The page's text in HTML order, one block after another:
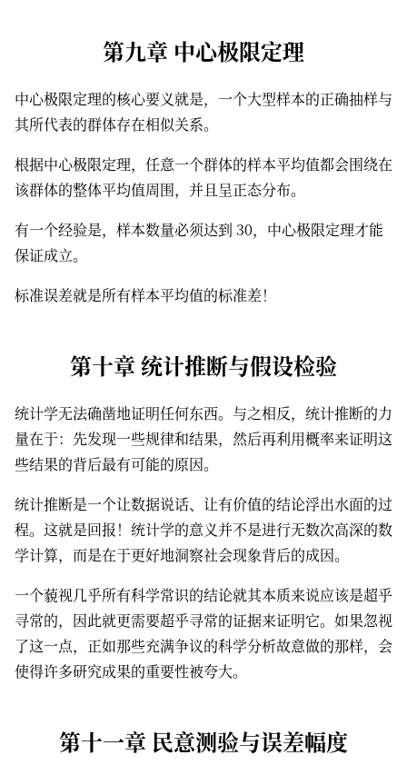
第九章 中心极限定理
中心极限定理的核心要义就是，一个大型样本的正确抽样与
其所代表的群体存在相似关系。
根据中心极限定理，任意一个群体的样本平均值都会围绕在
该群体的整体平均值周围，并且呈正态分布。
有一个经验是，样本数量必须达到 30，中心极限定理才能
保证成立。
标准误差就是所有样本平均值的标准差！
第十章 统计推断与假设检验
统计学无法确凿地证明任何东西。与之相反，统计推断的力
量在于：先发现一些规律和结果，然后再利用概率来证明这
些结果的背后最有可能的原因。
统计推断是一个让数据说话、让有价值的结论浮出水面的过
程。这就是回报！统计学的意义并不是进行无数次高深的数
学计算，而是在于更好地洞察社会现象背后的成因。
一个藐视几乎所有科学常识的结论就其本质来说应该是超乎
寻常的，因此就更需要超乎寻常的证据来证明它。如果忽视
了这一点，正如那些充满争议的科学分析故意做的那样，会
使得许多研究成果的重要性被夸大。
第十一章 民意测验与误差幅度